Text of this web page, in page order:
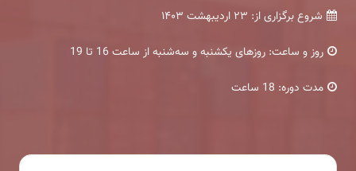
شروع برگزاری از: ۲۳ اردیبهشت ۱۴۰۳
روز و ساعت: روزهای یکشنبه و سه‌شنبه از ساعت 16 تا 19
مدت دوره: 18 ساعت